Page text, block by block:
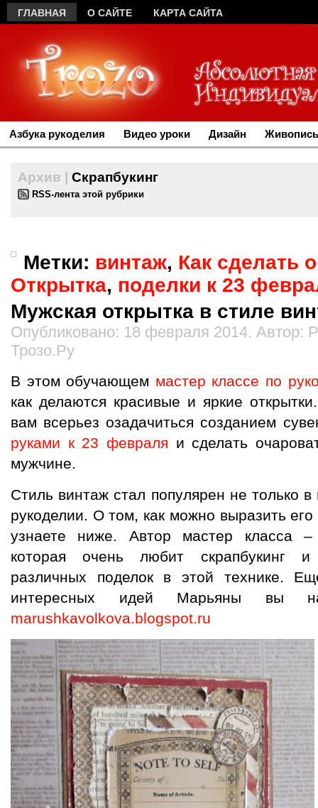
ГЛАВНАЯ О САЙТЕ КАРТА САЙТА
Азбука рукоделия Видео уроки Дизайн
Архив | Скрапбукинг
RSS-лента этой рубрики
Метки: винтаж, Как сделать
Открытка, поделки к 23
Мужская открытка в стиле
Опубликовано: 18 февраля 2014. Автор:
Трозо.Ру
В этом обучающем мастер классе по
как делаются красивые и яркие
вам всерьез озадачиться созданием
руками к 23 февраля и сделать
мужчине.
Стиль винтаж стал популярен не только
рукоделии. О том, как можно выразить его
узнаете ниже. Автор мастер класса –
которая очень любит скрапбукинг и
различных поделок в этой технике.
интересных идей Марьяны вы
marushkavolkova.blogspot.ru